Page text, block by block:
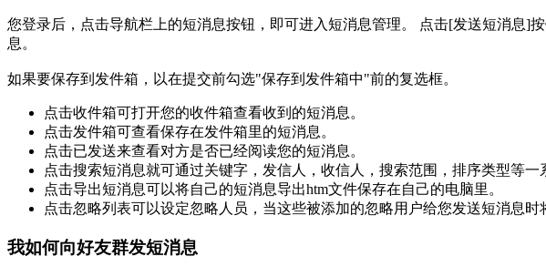
您登录后，点击导航栏上的短消息按钮，即可进入短消息管理。 点击[发送短消息]
息。
如果要保存到发件箱，以在提交前勾选"保存到发件箱中"前的复选框。
点击收件箱可打开您的收件箱查看收到的短消息。
点击发件箱可查看保存在发件箱里的短消息。
点击已发送来查看对方是否已经阅读您的短消息。
点击搜索短消息就可通过关键字，发信人，收信人，搜索范围，排序类型等一
点击导出短消息可以将自己的短消息导出htm文件保存在自己的电脑里。
点击忽略列表可以设定忽略人员，当这些被添加的忽略用户给您发送短消息时
我如何向好友群发短消息